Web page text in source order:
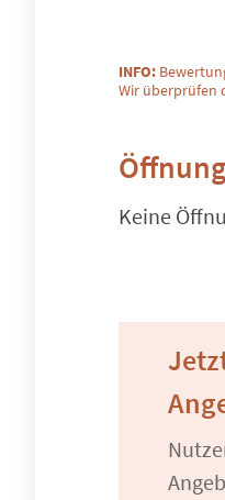
INFO:
Wir überprüfen
Keine